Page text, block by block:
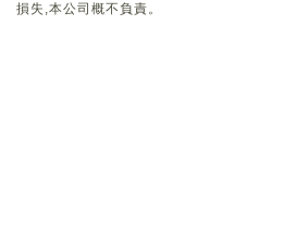
損失,本公司概不負責。